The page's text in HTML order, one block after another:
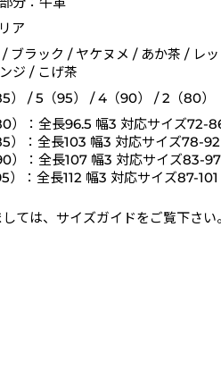
ア
/ ブラック / ヤケヌメ / あか茶 / レ
ジ / こげ茶
） / 5（95） / 4（90） / 2（80）
）：全長96.5 幅3 対応サイズ72-
）：全長103 幅3 対応サイズ78-92
）：全長107 幅3 対応サイズ83-97
）：全長112 幅3 対応サイズ87-101
ては、 サイズガイドをご覧下さい。